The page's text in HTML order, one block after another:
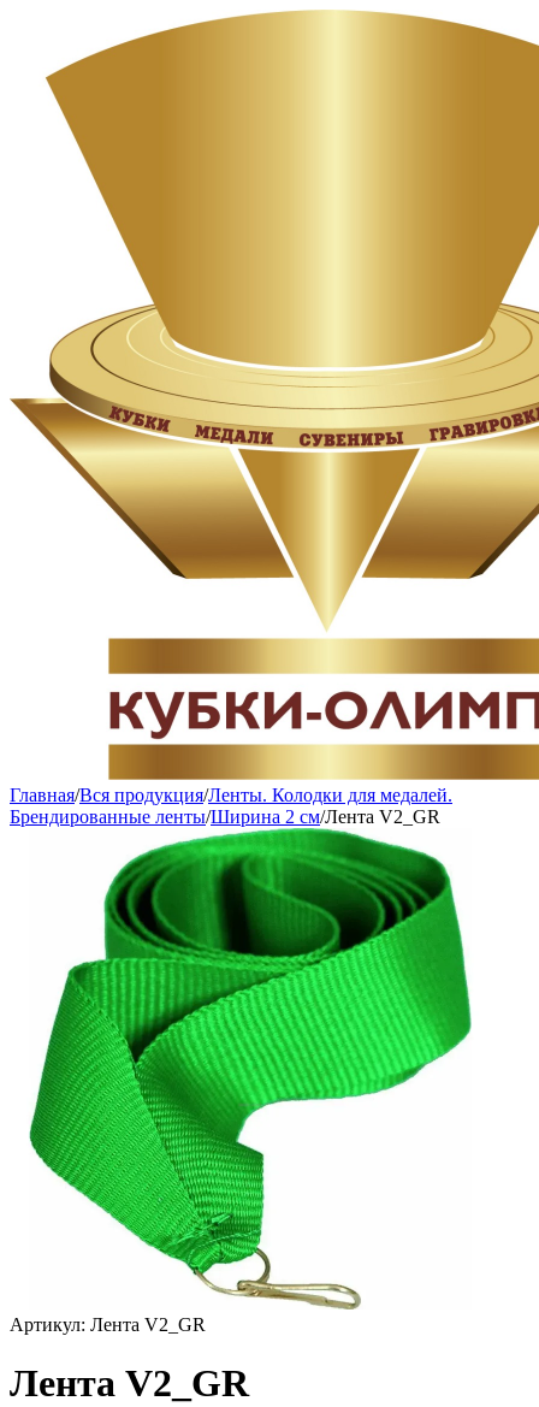
Главная/Вся продукция/Ленты. Колодки для медалей.
Брендированные ленты/Ширина 2 см/Лента V2_GR
Артикул: Лента V2_GR
Лента V2_GR